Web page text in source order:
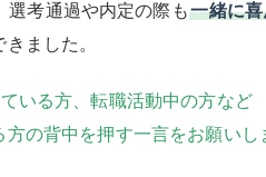
、選考通過や内定の際も 一緒に
ました。
いる方、転職活動中の方など
の背中を押す一言をお願いし